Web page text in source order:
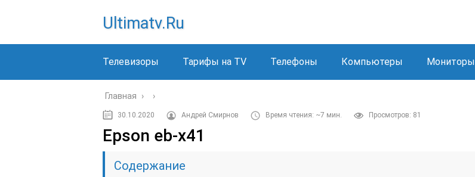
Ultimatv.ru
Телевизоры Тарифы на TV Телефоны Компьютеры Мониторы
Главная › ›
30.10.2020 Андрей Смирнов Время чтения: ~7 мин. Просмотров: 81
Epson eb-x41
Содержание